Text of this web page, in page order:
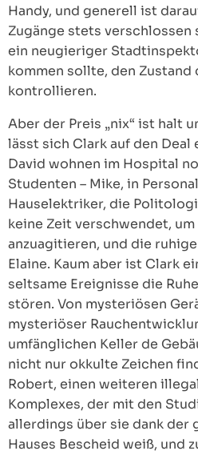
Handy, und generell ist
Zugänge stets verschlossen
ein neugieriger
kommen sollte, den Zustand
kontrollieren.
Aber der Preis „nix“ ist halt
lässt sich Clark auf den Deal
David wohnen im Hospital
Studenten – Mike, in
Hauselektriker, die
keine Zeit verschwendet,
anzuagitieren, und die
Elaine. Kaum aber ist Clark
seltsame Ereignisse die
stören. Von mysteriösen
mysteriöser
umfänglichen Keller de
nicht nur okkulte Zeichen
Robert, einen weiteren
Komplexes, der mit den
allerdings über sie dank der
Hauses Bescheid weiß, und